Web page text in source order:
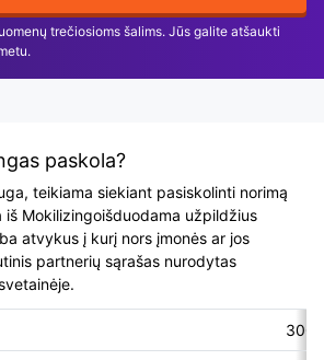
trečiosioms šalims. Jūs galite atšaukti
paskola?
teikiama siekiant pasiskolinti norimą
iš Mokilizingoišduodama užpildžius
atvykus į kurį nors įmonės ar jos
partnerių sąrašas nurodytas
300